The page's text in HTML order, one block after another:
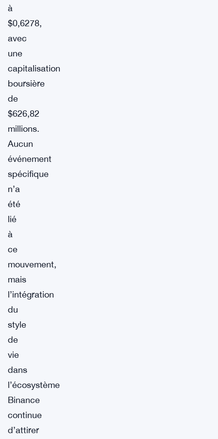
à
$0,6278,
avec
une
capitalisation
boursière
de
$626,82
millions.
Aucun
événement
spécifique
n’a
été
lié
à
ce
mouvement,
mais
l’intégration
du
style
de
vie
dans
l’écosystème
Binance
continue
d’attirer